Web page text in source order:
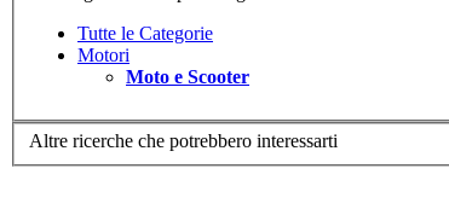
Tutte le Categorie
Motori
Moto e Scooter
Altre ricerche che potrebbero interessarti